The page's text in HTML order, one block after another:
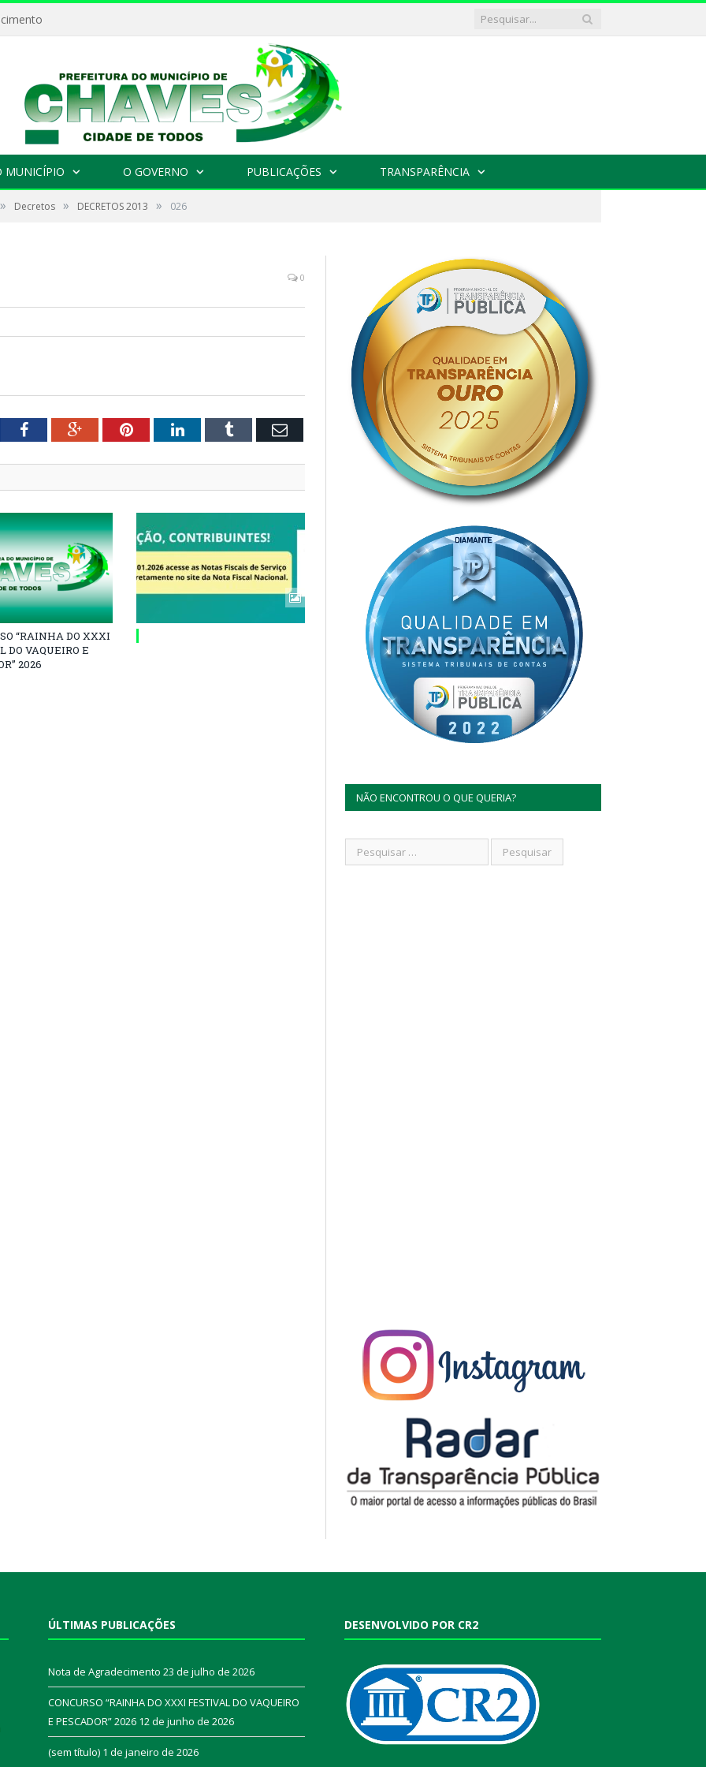
MUNICÍPIO O GOVERNO PUBLICAÇÕES TRANSPARÊNCIA
» Decretos » DECRETOS 2013 » 026
0
FacebookGoogle+PinterestLinkedInTumblr Email
“RAINHA DO XXXI
DO VAQUEIRO E
2026
NÃO ENCONTROU O QUE QUERIA?
ÚLTIMAS PUBLICAÇÕES
Nota de Agradecimento 23 de julho de 2026
CONCURSO “RAINHA DO XXXI FESTIVAL DO VAQUEIRO
E PESCADOR” 2026 12 de junho de 2026
(sem título) 1 de janeiro de 2026
DESENVOLVIDO POR CR2